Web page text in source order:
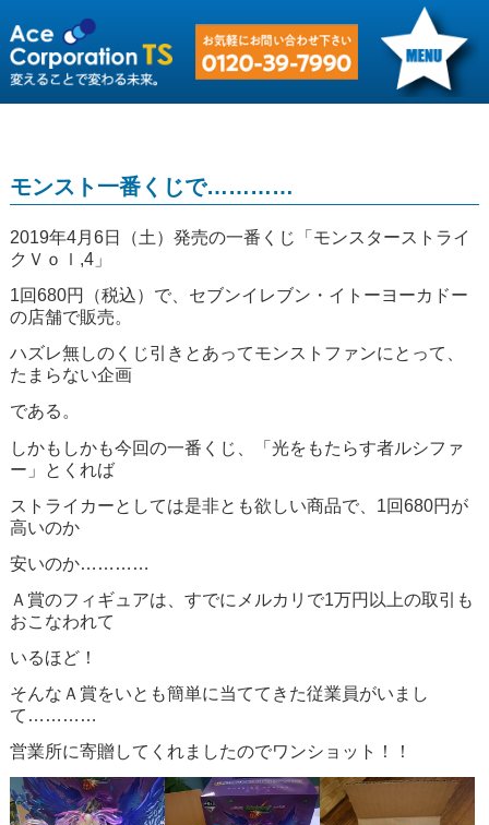
モンスト一番くじで…………
2019年4月6日（土）発売の一番くじ「モンスターストライ
クＶｏｌ,4」
1回680円（税込）で、セブンイレブン・イトーヨーカドー
の店舗で販売。
ハズレ無しのくじ引きとあってモンストファンにとって、
たまらない企画
である。
しかもしかも今回の一番くじ、「光をもたらす者ルシファ
ー」とくれば
ストライカーとしては是非とも欲しい商品で、1回680円が
高いのか
安いのか…………
Ａ賞のフィギュアは、すでにメルカリで1万円以上の取引も
おこなわれて
いるほど！
そんなＡ賞をいとも簡単に当ててきた従業員がいまし
て…………
営業所に寄贈してくれましたのでワンショット！！